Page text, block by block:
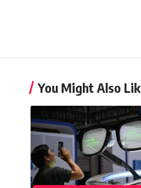
You Might Also